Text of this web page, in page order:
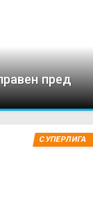
пред
СУПЕРЛИГА